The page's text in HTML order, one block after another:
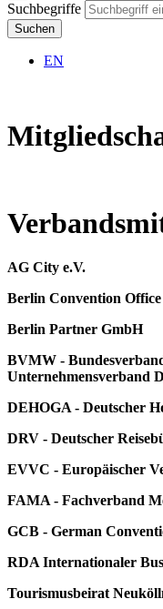
Suchbegriffe
Suchen
EN
AG City e.V.
Berlin Convention
Berlin Partner GmbH
BVMW -
Unternehmensverband
DEHOGA - Deutscher
DRV - Deutscher
EVVC - Europäischer
FAMA - Fachverband
GCB - German
RDA Internationaler
Tourismusbeirat